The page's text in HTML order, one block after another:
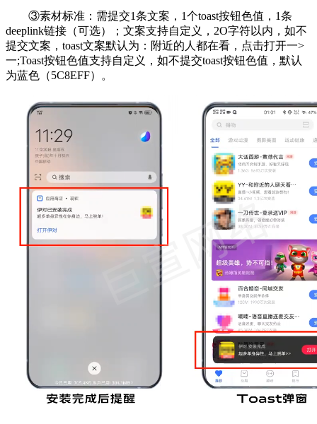
③素材标准：需提交1条文案，1个toast按钮色值，1条
deeplink链接（可选）；文案支持自定义，2O字符以内，如不
提交文案，toast文案默认为：附近的人都在看，点击打开一>
一;Toast按钮色值支持自定义，如不提交toast按钮色值，默认
为蓝色（5C8EFF）。